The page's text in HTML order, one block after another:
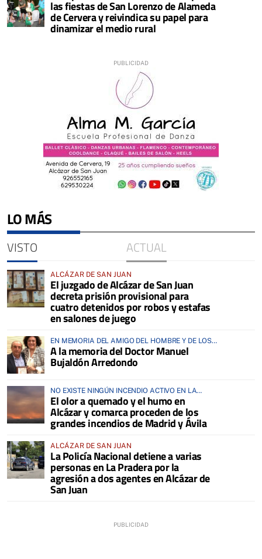
las fiestas de San Lorenzo de Alameda
de Cervera y reivindica su papel para
dinamizar el medio rural
LO MÁS
VISTO ACTUAL
ALCÁZAR DE SAN JUAN
El juzgado de Alcázar de San Juan
decreta prisión provisional para
cuatro detenidos por robos y estafas
en salones de juego
EN MEMORIA DEL AMIGO DEL HOMBRE Y DE LOS
ANIMALES
A la memoria del Doctor Manuel
Bujaldón Arredondo
NO EXISTE NINGÚN INCENDIO ACTIVO EN LA
COMARCA
El olor a quemado y el humo en
Alcázar y comarca proceden de los
grandes incendios de Madrid y Ávila
ALCÁZAR DE SAN JUAN
La Policía Nacional detiene a varias
personas en La Pradera por la
agresión a dos agentes en Alcázar de
San Juan